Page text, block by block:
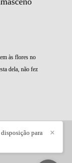
às flores no
dela, não fez
✕
para